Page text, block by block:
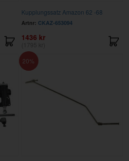
Kupplungssatz Amazon 62 -68
Artnr: CKAZ-653094
1436 kr
20